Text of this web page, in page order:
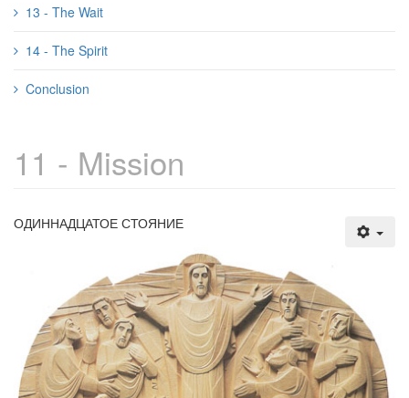
13 - The Wait
14 - The Spirit
Conclusion
11 - Mission
ОДИННАДЦАТОЕ СТОЯНИЕ